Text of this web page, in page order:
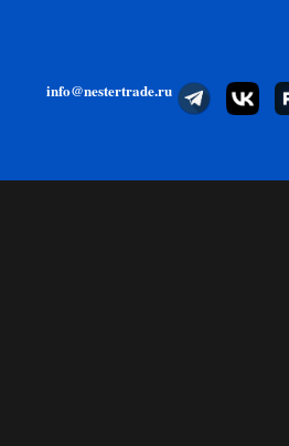
info@nestertrade.ru